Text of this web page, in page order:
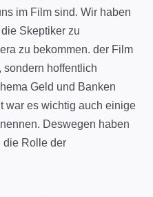
im Film sind. Wir haben
Skeptiker zu
zu bekommen. der Film
hoffentlich
Geld und Banken
war es wichtig auch einige
Deswegen haben
die Rolle der